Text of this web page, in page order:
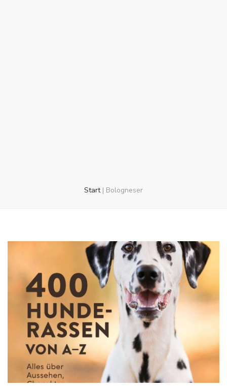
Start | Bologneser